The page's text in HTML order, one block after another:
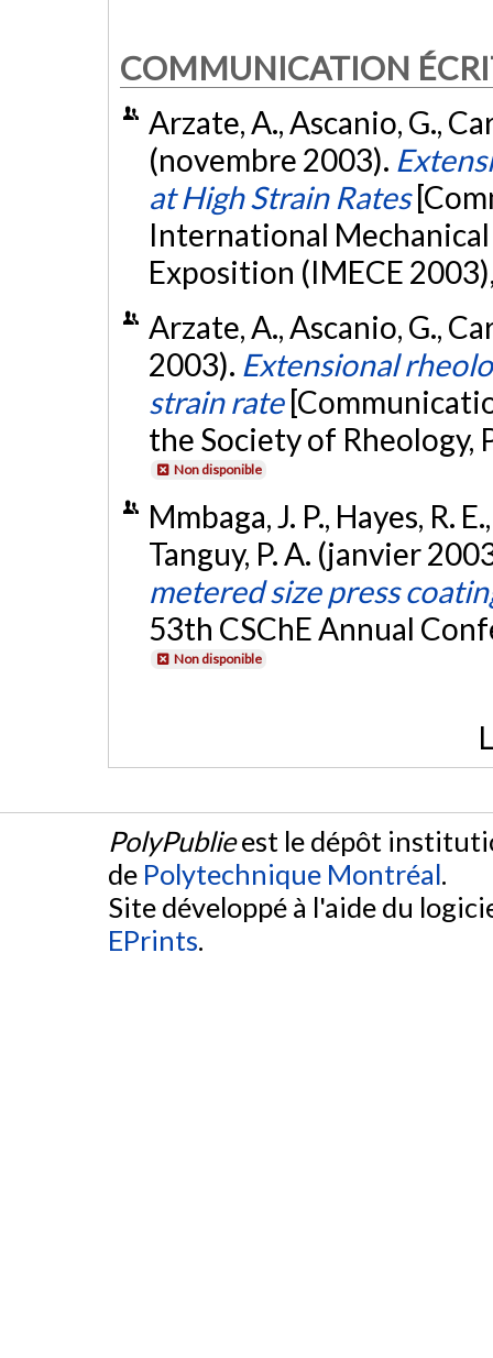
COMMUNICATION
Arzate, A., Ascanio, G.,
(novembre 2003).
at High Strain Rates
International
Exposition (IMECE
Arzate, A., Ascanio, G.,
2003). Extensional
strain rate
the Society of Rheology,
Non disponible
Mmbaga, J. P., Hayes, R.
Tanguy, P. A. (janvier
metered size press
53th CSChE Annual
Non disponible
PolyPublieest le dépôt
de Polytechnique Montréal.
Site développé à l'aide du
EPrints.